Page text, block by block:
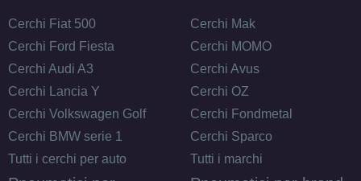
ARCASTING Racer Matt
Black 6 fori 16" 7X16
ET15 6x139.7
ARCASTING Racer Matt
Cerchi Fiat 500
Cerchi Ford Fiesta
Cerchi Audi A3
Cerchi Lancia Y
Cerchi Volkswagen Golf
Cerchi BMW serie 1
Tutti i cerchi per auto
Cerchi Mak
Cerchi MOMO
Cerchi Avus
Cerchi OZ
Cerchi Fondmetal
Cerchi Sparco
Tutti i marchi